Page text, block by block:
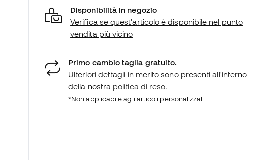
Disponibilità in negozio
Verifica se quest'articolo è disponibile nel punto
vendita più vicino
Primo cambio taglia gratuito.
Ulteriori dettagli in merito sono presenti all'interno
della nostra politica di reso.
*Non applicabile agli articoli personalizzati.